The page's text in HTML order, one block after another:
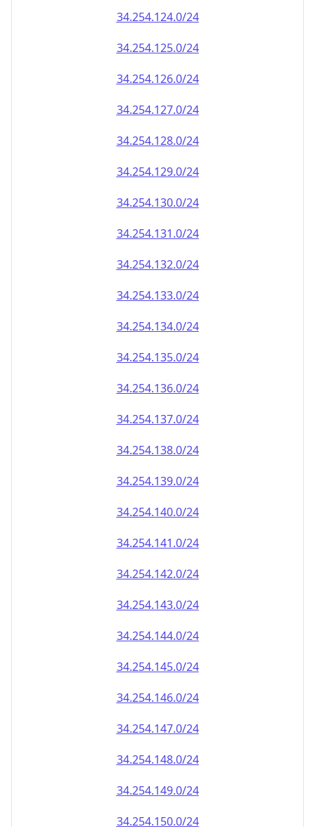
34.254.124.0/24
34.254.125.0/24
34.254.126.0/24
34.254.127.0/24
34.254.128.0/24
34.254.129.0/24
34.254.130.0/24
34.254.131.0/24
34.254.132.0/24
34.254.133.0/24
34.254.134.0/24
34.254.135.0/24
34.254.136.0/24
34.254.137.0/24
34.254.138.0/24
34.254.139.0/24
34.254.140.0/24
34.254.141.0/24
34.254.142.0/24
34.254.143.0/24
34.254.144.0/24
34.254.145.0/24
34.254.146.0/24
34.254.147.0/24
34.254.148.0/24
34.254.149.0/24
34.254.150.0/24